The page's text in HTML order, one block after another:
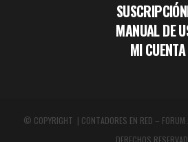
MANUAL DE
MI CUENTA
© COPYRIGHT | CONTADORES EN RED –
DERECHOS